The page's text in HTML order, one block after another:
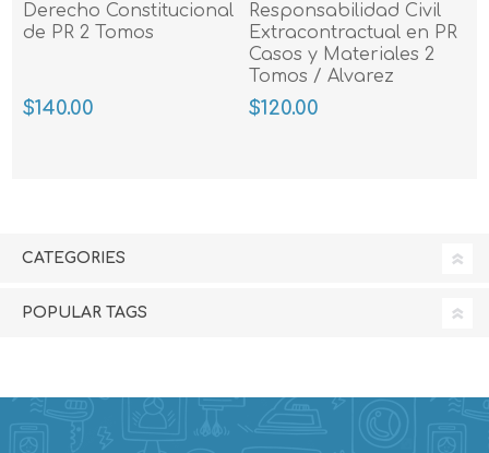
Derecho Constitucional
de PR 2 Tomos
$140.00
Responsabilidad Civil
Extracontractual en PR
Casos y Materiales 2
Tomos / Alvarez
Gonzalez
$120.00
CATEGORIES
POPULAR TAGS